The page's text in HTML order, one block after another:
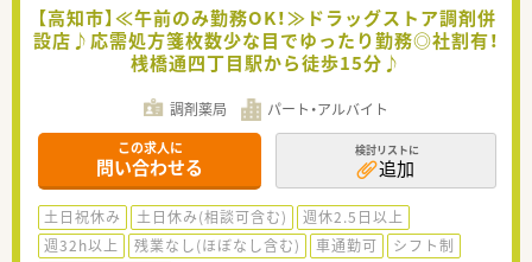
【高知市】≪午前のみ勤務OK！≫ドラッグストア調剤併
設店♪応需処方箋枚数少な目でゆったり勤務◎社割有！
桟橋通四丁目駅から徒歩15分♪
調剤薬局 パート・アルバイト
この求人に
問い合わせる
検討リストに
追加
土日祝休み 土日休み(相談可含む)
週休2.5日以上
週32h以上
残業なし(ほぼなし含む) 車通勤可
シフト制